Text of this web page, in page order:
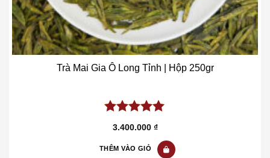
Trà Mai Gia Ô Long Tỉnh | Hộp 250gr
5.00out of
3.400.000 ₫
THÊM VÀO GIỎ